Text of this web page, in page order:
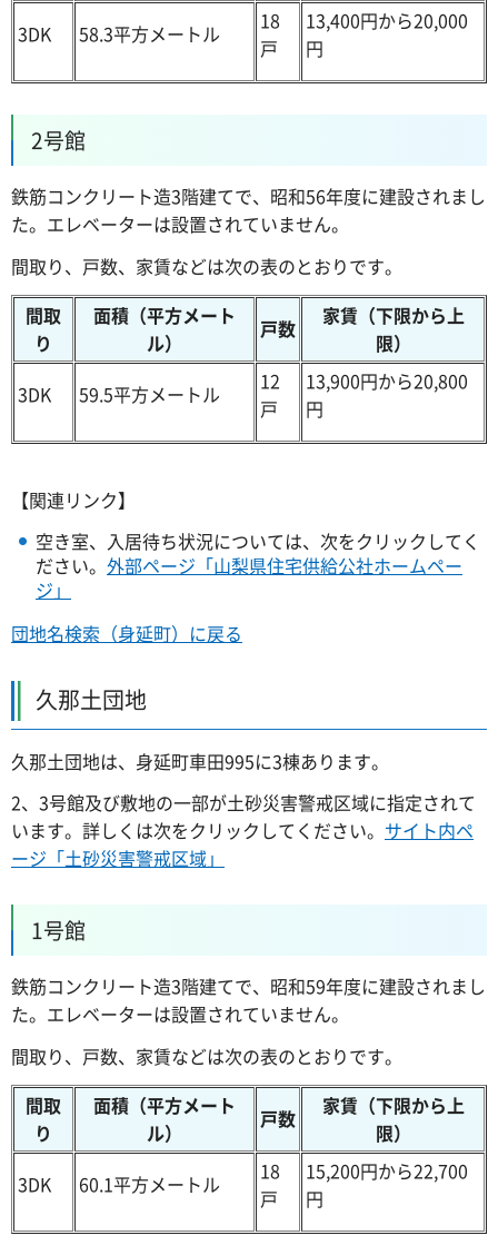
3DK
58.3平方メートル
18
戸
13,400円から20,000
円
2号館
鉄筋コンクリート造3階建てで、昭和56年度に建設されまし
た。エレベーターは設置されていません。
間取り、戸数、家賃などは次の表のとおりです。
間取
り
面積（平方メート
ル）
戸数
家賃（下限から上
限）
3DK
59.5平方メートル
12
戸
13,900円から20,800
円
【関連リンク】
空き室、入居待ち状況については、次をクリックしてく
ださい。 外部ページ「山梨県住宅供給公社ホームペー
ジ」
団地名検索（身延町）に戻る
久那土団地
久那土団地は、身延町車田995に3棟あります。
2、3号館及び敷地の一部が土砂災害警戒区域に指定されて
います。詳しくは次をクリックしてください。 サイト内ペ
ージ「土砂災害警戒区域」
1号館
鉄筋コンクリート造3階建てで、昭和59年度に建設されまし
た。エレベーターは設置されていません。
間取り、戸数、家賃などは次の表のとおりです。
間取
り
面積（平方メート
ル）
戸数
家賃（下限から上
限）
3DK
60.1平方メートル
18
戸
15,200円から22,700
円